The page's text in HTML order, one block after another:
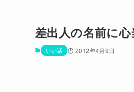
差出人の名前に心
いい話 2012年4月9日